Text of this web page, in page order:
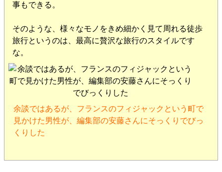
事もできる。
そのような、様々なモノをきめ細かく見て周れる徒歩
旅行というのは、最高に贅沢な旅行のスタイルです
な。
余談ではあるが、フランスのフィジャックという町で
見かけた男性が、編集部の安藤さんにそっくりでびっ
くりした